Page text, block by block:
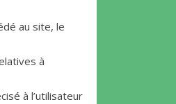
au site, le
à
à l’utilisateur